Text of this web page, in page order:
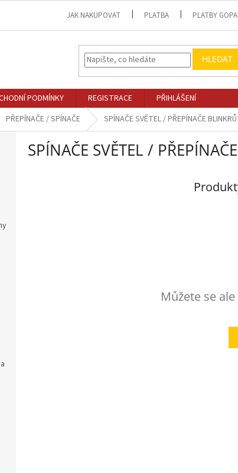
JAK NAKUPOVAT PLATBA PLATBY
HLEDAT
PODMÍNKY REGISTRACE
PŘIHLÁŠENÍ
PŘEPÍNAČE / SPÍNAČE SPÍNAČE SVĚTEL / PŘEPÍNAČE BLINKRŮ
SPÍNAČE SVĚTEL /
Můžete se